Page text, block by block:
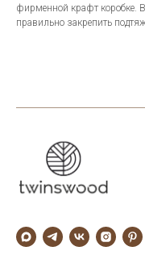
фирменной крафт коробке.
правильно закрепить